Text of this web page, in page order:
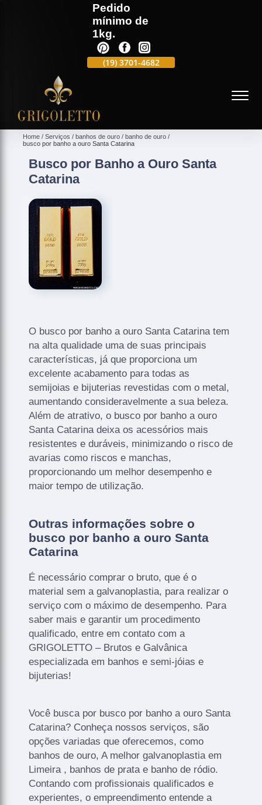
Pedido
mínimo de
1kg.
(19) 3701-4682 (19)
Home Serviços banhos de ouro
banho de ouro
busco por banho a ouro Santa Catarina
Busco por Banho a Ouro Santa
Catarina
O busco por banho a ouro Santa Catarina tem
na alta qualidade uma de suas principais
características, já que proporciona um
excelente acabamento para todas as
semijoias e bijuterias revestidas com o metal,
aumentando consideravelmente a sua beleza.
Além de atrativo, o busco por banho a ouro
Santa Catarina deixa os acessórios mais
resistentes e duráveis, minimizando o risco de
avarias como riscos e manchas,
proporcionando um melhor desempenho e
maior tempo de utilização.
Outras informações sobre o
busco por banho a ouro Santa
Catarina
É necessário comprar o bruto, que é o
material sem a galvanoplastia, para realizar o
serviço com o máximo de desempenho. Para
saber mais e garantir um procedimento
qualificado, entre em contato com a
GRIGOLETTO – Brutos e Galvânica
especializada em banhos e semi-jóias e
bijuterias!
Você busca por busco por banho a ouro Santa
Catarina? Conheça nossos serviços, são
opções variadas que oferecemos, como
banhos de ouro, A melhor galvanoplastia em
Limeira , banhos de prata e banho de ródio.
Contando com profissionais qualificados e
experientes, o empreendimento entende a